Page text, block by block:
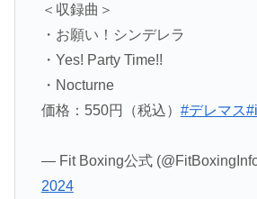
＜収録曲＞
・お願い！シンデレラ
・Yes! Party Time!!
・Nocturne
価格：550円（税込） #デレマス
— Fit Boxing公式
2024